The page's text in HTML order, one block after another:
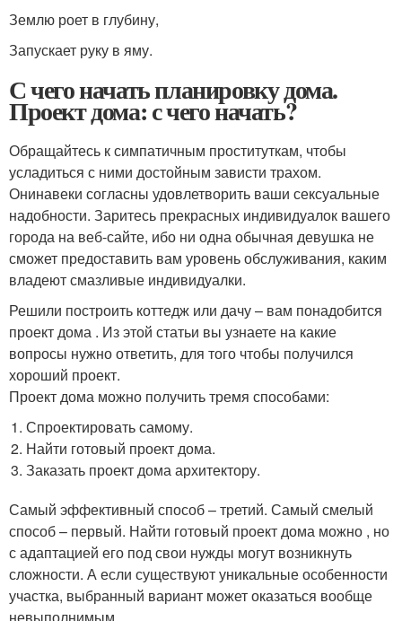
Землю роет в глубину,
Запускает руку в яму.
С чего начать планировку дома.
Проект дома: с чего начать?
Обращайтесь к симпатичным проституткам, чтобы
усладиться с ними достойным зависти трахом.
Онинавеки согласны удовлетворить ваши сексуальные
надобности. Заритесь прекрасных индивидуалок вашего
города на веб-сайте, ибо ни одна обычная девушка не
сможет предоставить вам уровень обслуживания, каким
владеют смазливые индивидуалки.
Решили построить коттедж или дачу – вам понадобится
проект дома . Из этой статьи вы узнаете на какие
вопросы нужно ответить, для того чтобы получился
хороший проект.
Проект дома можно получить тремя способами:
Спроектировать самому.
Найти готовый проект дома.
Заказать проект дома архитектору.
Самый эффективный способ – третий. Самый смелый
способ – первый. Найти готовый проект дома можно , но
с адаптацией его под свои нужды могут возникнуть
сложности. А если существуют уникальные особенности
участка, выбранный вариант может оказаться вообще